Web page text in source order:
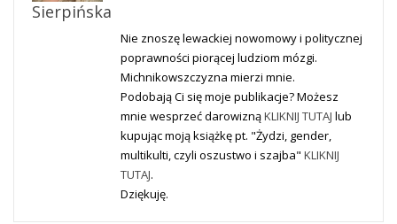
Sierpińska
Nie znoszę lewackiej nowomowy i politycznej
poprawności piorącej ludziom mózgi.
Michnikowszczyzna mierzi mnie.
Podobają Ci się moje publikacje? Możesz
mnie wesprzeć darowiznąKLIKNIJ TUTAJ lub
kupując moją książkę pt. "Żydzi, gender,
multikulti, czyli oszustwo i szajba" KLIKNIJ
TUTAJ.
Dziękuję.